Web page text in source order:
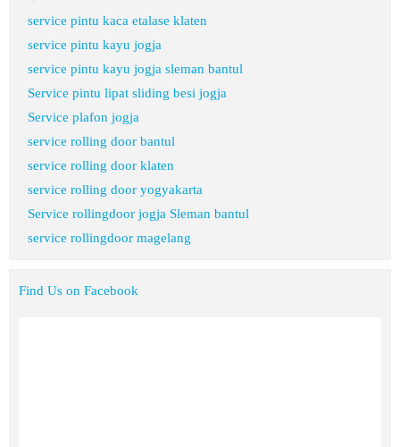
service pintu kaca etalase klaten
service pintu kayu jogja
service pintu kayu jogja sleman bantul
Service pintu lipat sliding besi jogja
Service plafon jogja
service rolling door bantul
service rolling door klaten
service rolling door yogyakarta
Service rollingdoor jogja Sleman bantul
service rollingdoor magelang
Find Us on Facebook